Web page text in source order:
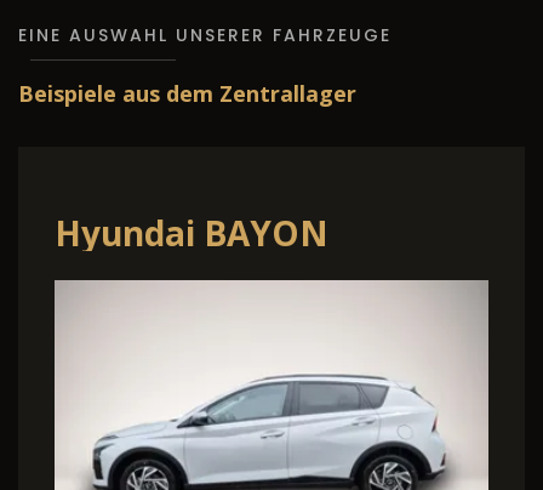
EINE AUSWAHL UNSERER FAHRZEUGE
Beispiele aus dem Zentrallager
Hyundai BAYON